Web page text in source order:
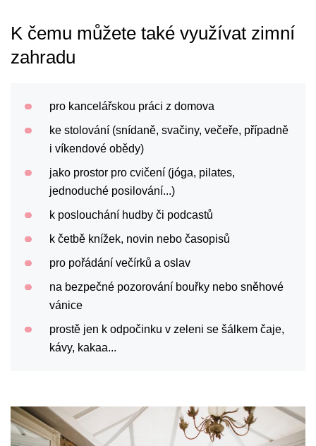
K čemu můžete také využívat zimní
zahradu
pro kancelářskou práci z domova
ke stolování (snídaně, svačiny, večeře, případně
i víkendové obědy)
jako prostor pro cvičení (jóga, pilates,
jednoduché posilování...)
k poslouchání hudby či podcastů
k četbě knížek, novin nebo časopisů
pro pořádání večírků a oslav
na bezpečné pozorování bouřky nebo sněhové
vánice
prostě jen k odpočinku v zeleni se šálkem čaje,
kávy, kakaa...